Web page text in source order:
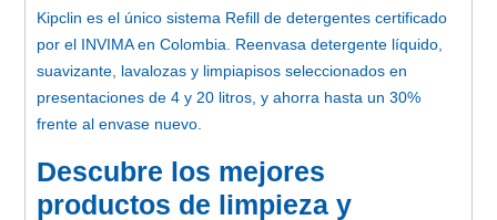
Kipclin es el único sistema Refill de detergentes certificado
por el INVIMA en Colombia. Reenvasa detergente líquido,
suavizante, lavalozas y limpiapisos seleccionados en
presentaciones de 4 y 20 litros, y ahorra hasta un 30%
frente al envase nuevo.
Descubre los mejores
productos de limpieza y